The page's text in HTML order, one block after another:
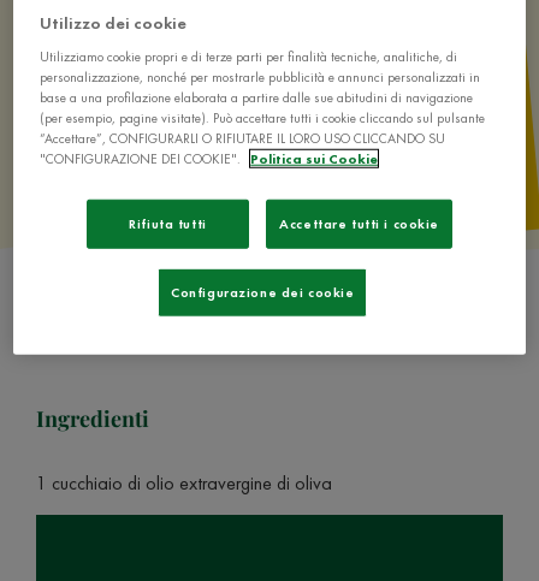
Ingredienti
1 cucchiaio di olio extravergine di oliva
Utilizzo dei cookie
Utilizziamo cookie propri e di terze parti per finalità tecniche, analitiche, di
personalizzazione, nonché per mostrarle pubblicità e annunci personalizzati in
base a una profilazione elaborata a partire dalle sue abitudini di navigazione
(per esempio, pagine visitate). Può accettare tutti i cookie cliccando sul pulsante
“Accettare”, CONFIGURARLI O RIFIUTARE IL LORO USO CLICCANDO SU
"CONFIGURAZIONE DEI COOKIE".
Politica sui Cookie
Rifiuta tutti Accettare tutti i cookie
Configurazione dei cookie